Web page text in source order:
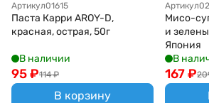
Артикул01615
Паста Карри AROY-D,
красная, острая, 50г
В наличии
114 ₽
95₽
В корзину
Артикул
Мисо-
и
Япония
В
167₽